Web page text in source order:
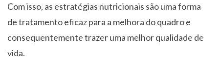
Com isso, as estratégias nutricionais são uma forma
de tratamento eficaz para a melhora do quadro e
consequentemente trazer uma melhor qualidade de
vida.